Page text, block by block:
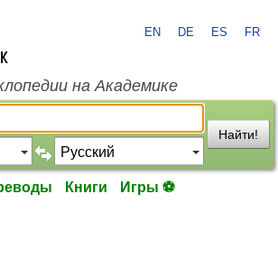
EN DE ES FR
на Академике
Найти!
Книги Игры ⚽